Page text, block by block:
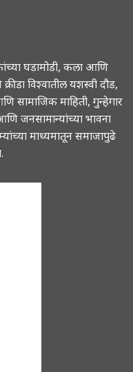
घडामोडी, कला आणि
विश्वातील यशस्वी दौड,
सामाजिक माहिती, गुन्हेगार
जनसामान्यांच्या भावना
माध्यमातून समाजापुढे